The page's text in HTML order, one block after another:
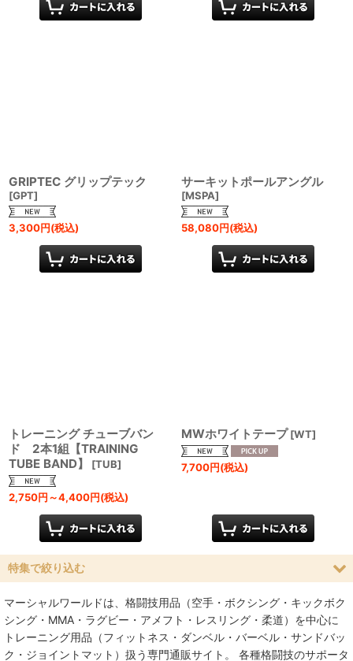
GRIPTEC グリップテック
[GPT]
3,300円(税込)
サーキットポールアングル
[MSPA]
58,080円(税込)
トレーニング チューブバン
ド 2本1組【TRAINING
TUBE BAND】
[TUB]
2,750円～4,400円(税込)
MWホワイトテープ [WT]
7,700円(税込)
特集で絞り込む
空手
MMA総合格闘技
マーシャルワールドは、格闘技用品（空手・ボクシング・キックボク
シング・MMA・ラグビー・アメフト・レスリング・柔道）を中心に
トレーニング用品（フィットネス・ダンベル・バーベル・サンドバッ
ク・ジョイントマット）扱う専門通販サイト。 各種格闘技のサポータ